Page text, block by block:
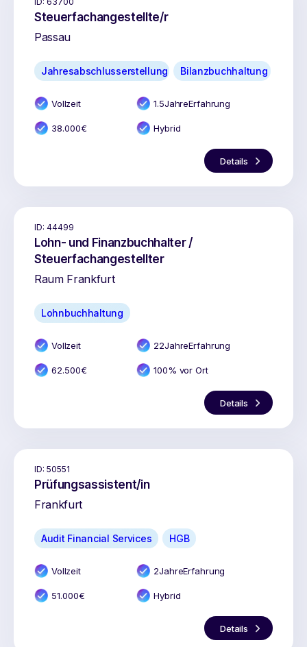
Steuerfachangestellte/r
Passau
Jahresabschlusserstellung Bilanzbuchhaltung
Vollzeit 1.5JahreErfahrung
38.000€ Hybrid
Details
ID: 44499
Lohn- und Finanzbuchhalter /
Steuerfachangestellter
Raum Frankfurt
Lohnbuchhaltung
Vollzeit 22JahreErfahrung
62.500€ 100% vor Ort
Details
ID: 50551
Prüfungsassistent/in
Frankfurt
Audit Financial Services HGB
Vollzeit 2JahreErfahrung
51.000€ Hybrid
Details